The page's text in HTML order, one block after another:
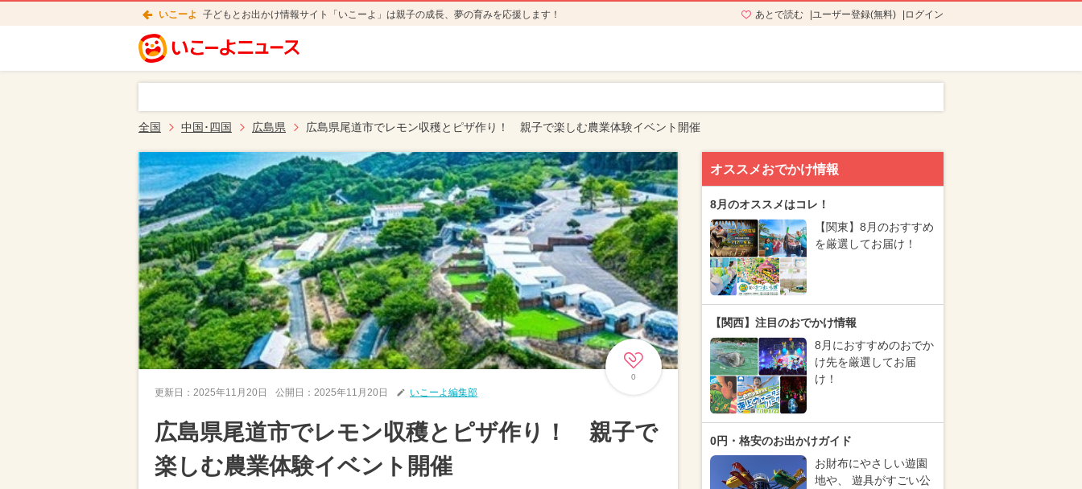
いこーよ 子どもとお出かけ情報サイト「いこーよ」は親子の成長、夢の育みを応援します！ あとで読む ユーザー登録(無料) ログイン
全国 中国･四国 広島県 広島県尾道市でレモン収穫とピザ作り！ 親子で楽しむ農業体験イベント開催
0
更新日： 2025年11月20日 公開日： 2025年11月20日 いこーよ編集部
広島県尾道市でレモン収穫とピザ作り！ 親子で
楽しむ農業体験イベント開催
オススメおでかけ情報
8月のオススメはコレ！
【関東】8月のおすすめ
を厳選してお届け！
【関西】注目のおでかけ情報
8月におすすめのおでか
け先を厳選してお届
け！
0円・格安のお出かけガイド
お財布にやさしい遊園
地や、 遊具がすごい公